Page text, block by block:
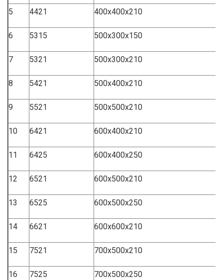
5 4421 400x400x210
6 5315 500x300x150
7 5321 500x300x210
8 5421 500x400x210
9 5521 500x500x210
10 6421 600x400x210
11 6425 600x400x250
12 6521 600x500x210
13 6525 600x500x250
14 6621 600x600x210
15 7521 700x500x210
16 7525 700x500x250